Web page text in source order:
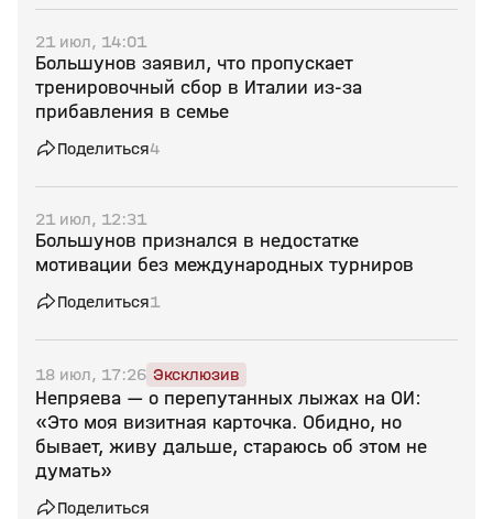
21 июл, 14:01
Большунов заявил, что пропускает
тренировочный сбор в Италии из‑за
прибавления в семье
Поделиться4
21 июл, 12:31
Большунов признался в недостатке
мотивации без международных турниров
Поделиться1
18 июл, 17:26 Эксклюзив
Непряева — о перепутанных лыжах на ОИ:
«Это моя визитная карточка. Обидно, но
бывает, живу дальше, стараюсь об этом не
думать»
Поделиться